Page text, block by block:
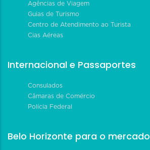
Agências de Viagem
Guias de Turismo
Centro de Atendimento ao Turista
Cias Aéreas
Internacional e Passaportes
Consulados
Câmaras de Comércio
Polícia Federal
Belo Horizonte para o mercado